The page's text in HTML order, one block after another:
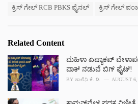
ಕ್ರಿಸ್ ಗೇಲ್ RCB PBKS ಫೈನಲ್ ಕ್ರಿಸ್ ಗೇಲ್
Related Content
ಮಹಿಳಾ ಏಷ್ಯಾಕಪ್
ಪಾಕ್‌ ನಡುವೆ ಬಿಗ್ ಫೈಟ್!
BY ಶಾಲಿನಿ ಕೆ. ಡಿ AUGUST